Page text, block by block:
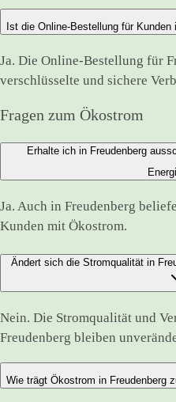
Ist die Online-Bestellung für Kunden
Ja. Die Online-Bestellung für
verschlüsselte und sichere
Fragen zum Ökostrom
Erhalte ich in Freudenberg
Ja. Auch in Freudenberg
Kunden mit Ökostrom.
Ändert sich die Stromqualität in
Nein. Die Stromqualität und
Freudenberg bleiben
Wie trägt Ökostrom in Freudenberg